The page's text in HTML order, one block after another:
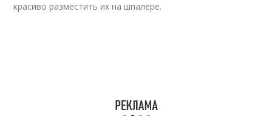
красиво разместить их на шпалере.